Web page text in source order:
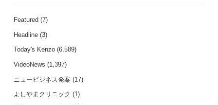
Featured (7)
Headline (3)
Today's Kenzo (6,589)
VideoNews (1,397)
ニュービジネス発案 (17)
よしやまクリニック (1)